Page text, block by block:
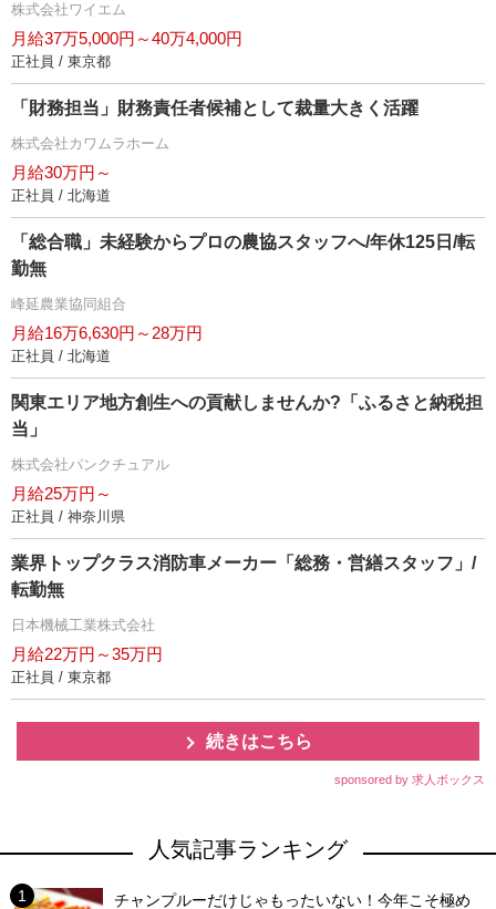
株式会社ワイエム
月給37万5,000円～40万4,000円
正社員 / 東京都
「財務担当」財務責任者候補として裁量大きく活躍
株式会社カワムラホーム
月給30万円～
正社員 / 北海道
「総合職」未経験からプロの農協スタッフへ/年休125日/転
勤無
峰延農業協同組合
月給16万6,630円～28万円
正社員 / 北海道
関東エリア地方創生への貢献しませんか?「ふるさと納税担
当」
株式会社パンクチュアル
月給25万円～
正社員 / 神奈川県
業界トップクラス消防車メーカー「総務・営繕スタッフ」/
転勤無
日本機械工業株式会社
月給22万円～35万円
正社員 / 東京都
続きはこちら
sponsored by 求人ボックス
人気記事ランキング
チャンプルーだけじゃもったいない！今年こそ極め